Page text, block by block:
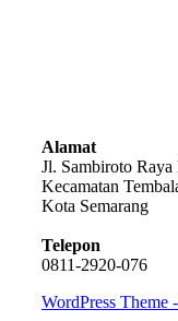
Alamat
Jl. Sambiroto
Kecamatan
Kota Semarang
Telepon
0811-2920-076
WordPress Theme